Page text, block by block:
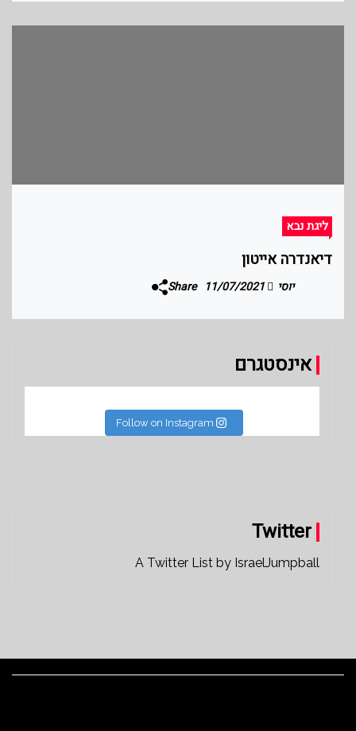
ליגת נבא
דיאנדרה אייטון
יוסי Share
אינסטגרם
Follow on Instagram
Twitter
A Twitter List by IsraelJumpball